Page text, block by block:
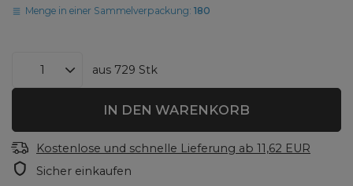
Menge in einer Sammelverpackung:180
aus 729 Stk
IN DEN WARENKORB
Kostenlose und schnelle Lieferung ab 11,62 EUR
Sicher einkaufen